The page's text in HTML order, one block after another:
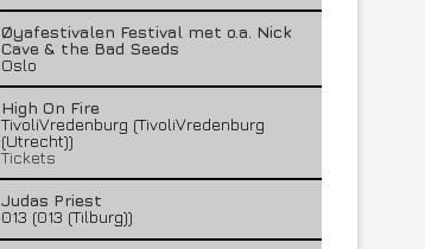
Øyafestivalen Festival met o.a. Nick
Cave & the Bad Seeds
Oslo
High On Fire
TivoliVredenburg (TivoliVredenburg
(Utrecht))
Tickets
Judas Priest
013 (013 (Tilburg))